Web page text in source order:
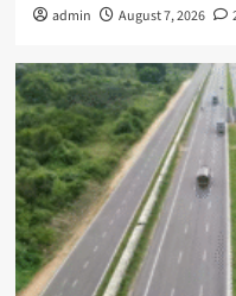
admin August 7, 2026